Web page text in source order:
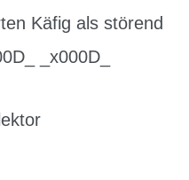
Käfig als störend
_x000D_